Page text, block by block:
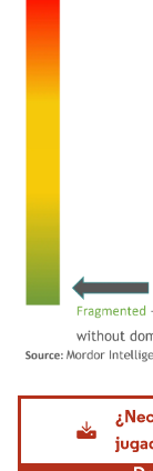
Imagen © Mordor